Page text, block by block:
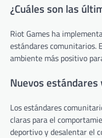
¿Cuáles son las
Riot Games ha
estándares comunitarios.
ambiente más positivo
Nuevos
Los estándares
claras para el
deportivo y desalentar el